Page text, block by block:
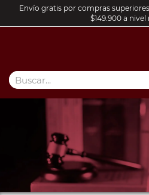
Envío gratis por compras
$149.900 a nivel